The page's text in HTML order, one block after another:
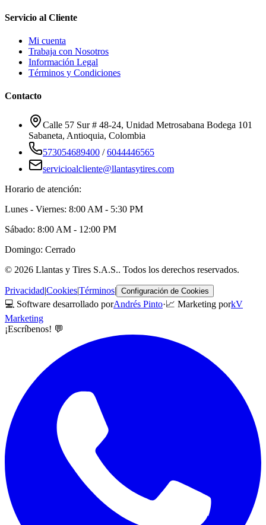
Servicio al Cliente
Mi cuenta
Trabaja con Nosotros
Información Legal
Términos y Condiciones
Contacto
Calle 57 Sur # 48-24, Unidad Metrosabana Bodega 101
Sabaneta, Antioquia, Colombia
573054689400 /6044446565
servicioalcliente@llantasytires.com
Horario de atención:
Lunes - Viernes: 8:00 AM - 5:30 PM
Sábado: 8:00 AM - 12:00 PM
Domingo: Cerrado
© 2026 Llantas y Tires S.A.S.. Todos los derechos reservados.
Privacidad|Cookies|Términos| Configuración de Cookies
💻 Software desarrollado porAndrés Pinto·📈 Marketing porkV
Marketing
¡Escríbenos! 💬